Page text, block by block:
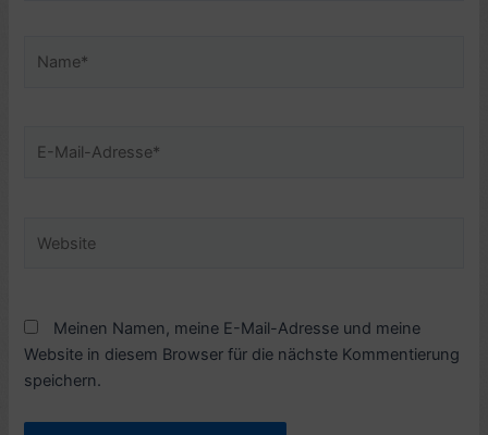
Mail-
Meinen Namen, meine E-Mail-Adresse und meine
Website in diesem Browser für die nächste Kommentierung
speichern.